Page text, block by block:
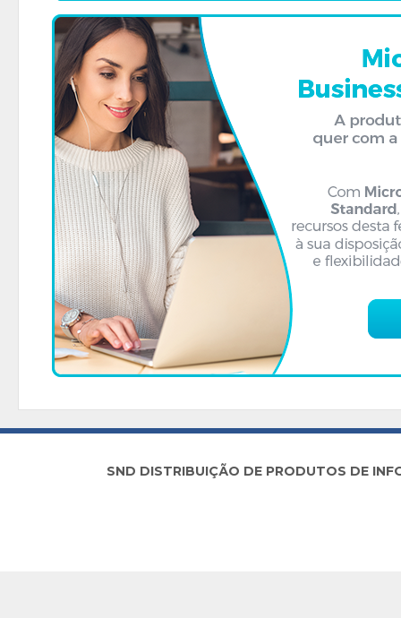
SND DISTRIBUIÇÃO DE PRODUTOS DE